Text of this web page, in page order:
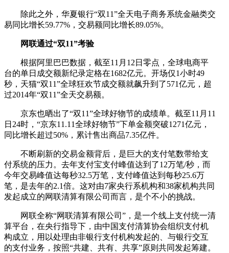
除此之外，华夏银行“双11”全天电子商务系统金融类交
易同比增长59.77%，交易额同比增长89.05%。
网联通过“双11”考验
根据阿里巴巴数据，截至11月12日零点，全球电商平
台的单日成交额新纪录定格在1682亿元。开场仅1小时49
秒，天猫“双11”全球狂欢节成交额就飙升到了571亿元，超
过2014年“双11”全天交易额。
京东也晒出了“双11”全球好物节的成绩单。截至11月11
日24时，“京东11.11全球好物节”下单金额突破1271亿元，
同比增长超过50%，累计售出商品7.35亿件。
不断刷新的交易金额背后，是巨大的支付笔数带给支
付系统的压力。去年支付宝支付峰值达到了12万笔/秒，而
今年交易峰值达每秒32.5万笔，支付峰值达到每秒25.6万
笔，是去年的2.1倍。这对由7家央行系机构和38家机构共同
发起成立的网联清算有限公司而言，是个不小的挑战。
网联全称“网联清算有限公司”，是一个线上支付统一清
算平台，在央行指导下，由中国支付清算协会组织支付机
构成立，用以处理由非银行支付机构发起的、与银行交互
的支付业务，按照“共建、共有、共享”原则共同发起筹建。